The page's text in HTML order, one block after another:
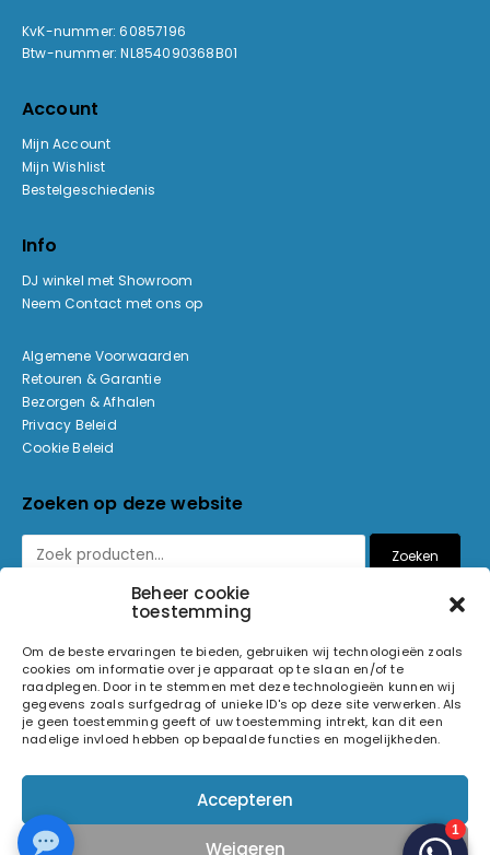
Beheer cookie
toestemming
Om de beste ervaringen te bieden, gebruiken wij technologieën zoals
cookies om informatie over je apparaat op te slaan en/of te
raadplegen. Door in te stemmen met deze technologieën kunnen wij
gegevens zoals surfgedrag of unieke ID's op deze site verwerken. Als
je geen toestemming geeft of uw toestemming intrekt, kan dit een
nadelige invloed hebben op bepaalde functies en mogelijkheden.
Accepteren
Weigeren
KvK-nummer: 60857196
Btw-nummer: NL854090368B01
Account
Mijn Account
Mijn Wishlist
Bestelgeschiedenis
Info
DJ winkel met Showroom
Neem Contact met ons op
Algemene Voorwaarden
Retouren & Garantie
Bezorgen & Afhalen
Privacy Beleid
Cookie Beleid
Zoeken op deze website
Zoeken
© 2026 Light and Sound Factory. Alle rechten voorbehouden.